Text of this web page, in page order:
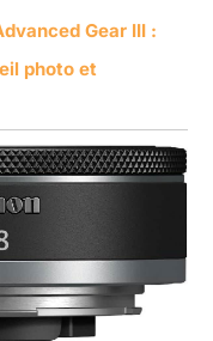
Gear III :
photo et